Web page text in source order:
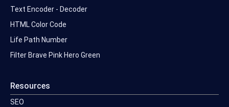
Text Encoder - Decoder
HTML Color Code
Life Path Number
Filter Brave Pink Hero Green
Resources
SEO